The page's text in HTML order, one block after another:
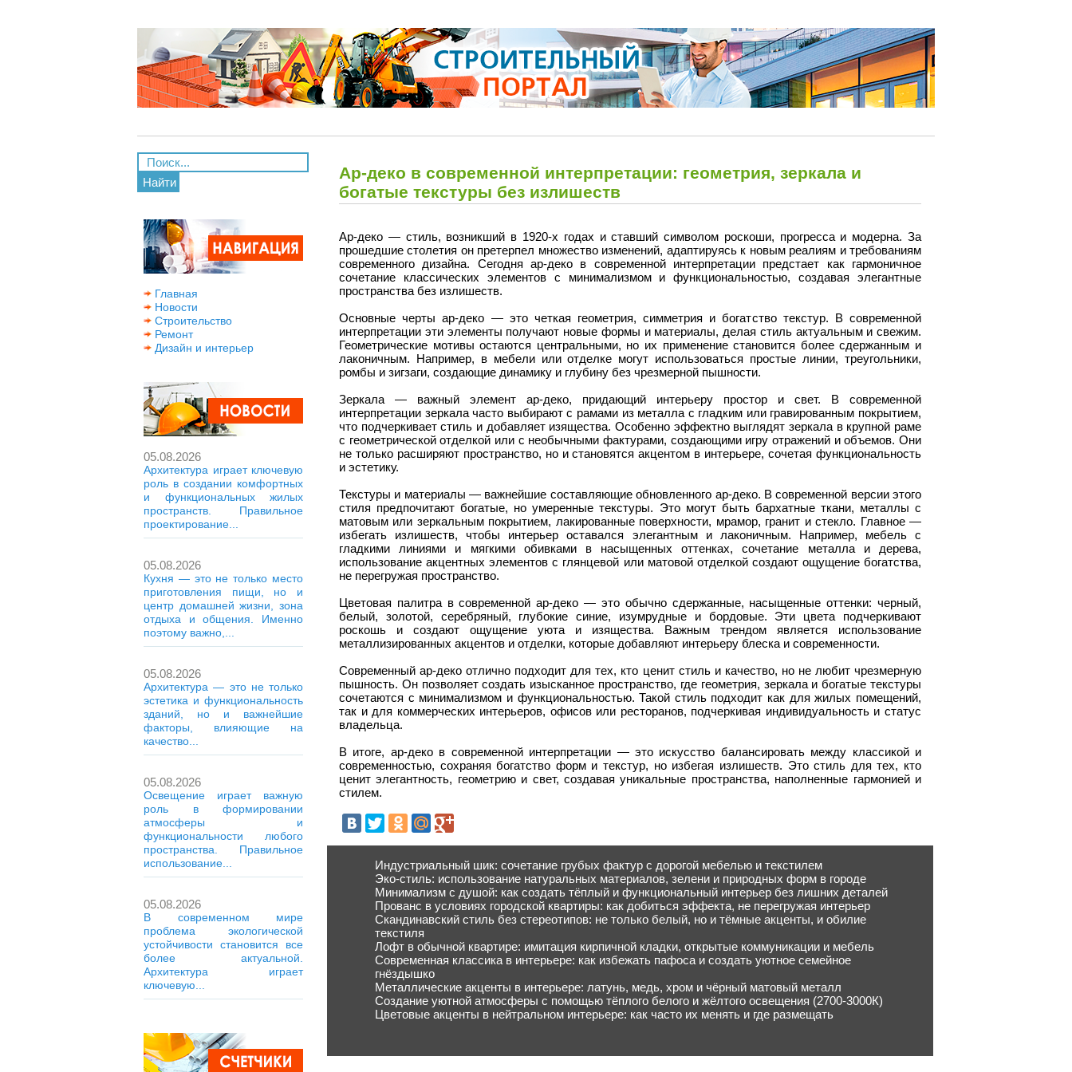
Найти
Главная
Новости
Строительство
Ремонт
Дизайн и интерьер
05.08.2026
Архитектура играет ключевую
роль в создании комфортных
и функциональных жилых
пространств. Правильное
проектирование...
05.08.2026
Кухня — это не только место
приготовления пищи, но и
центр домашней жизни, зона
отдыха и общения. Именно
поэтому важно,...
05.08.2026
Архитектура — это не только
эстетика и функциональность
зданий, но и важнейшие
факторы, влияющие на
качество...
05.08.2026
Освещение играет важную
роль в формировании
атмосферы и
функциональности любого
пространства. Правильное
использование...
05.08.2026
В современном мире
проблема экологической
устойчивости становится все
более актуальной.
Архитектура играет
ключевую...
Ар-деко в современной интерпретации: геометрия, зеркала и
богатые текстуры без излишеств
Ар-деко — стиль, возникший в 1920-х годах и ставший символом роскоши, прогресса и модерна. За
прошедшие столетия он претерпел множество изменений, адаптируясь к новым реалиям и требованиям
современного дизайна. Сегодня ар-деко в современной интерпретации предстает как гармоничное
сочетание классических элементов с минимализмом и функциональностью, создавая элегантные
пространства без излишеств.
Основные черты ар-деко — это четкая геометрия, симметрия и богатство текстур. В современной
интерпретации эти элементы получают новые формы и материалы, делая стиль актуальным и свежим.
Геометрические мотивы остаются центральными, но их применение становится более сдержанным и
лаконичным. Например, в мебели или отделке могут использоваться простые линии, треугольники,
ромбы и зигзаги, создающие динамику и глубину без чрезмерной пышности.
Зеркала — важный элемент ар-деко, придающий интерьеру простор и свет. В современной
интерпретации зеркала часто выбирают с рамами из металла с гладким или гравированным покрытием,
что подчеркивает стиль и добавляет изящества. Особенно эффектно выглядят зеркала в крупной раме
с геометрической отделкой или с необычными фактурами, создающими игру отражений и объемов. Они
не только расширяют пространство, но и становятся акцентом в интерьере, сочетая функциональность
и эстетику.
Текстуры и материалы — важнейшие составляющие обновленного ар-деко. В современной версии этого
стиля предпочитают богатые, но умеренные текстуры. Это могут быть бархатные ткани, металлы с
матовым или зеркальным покрытием, лакированные поверхности, мрамор, гранит и стекло. Главное —
избегать излишеств, чтобы интерьер оставался элегантным и лаконичным. Например, мебель с
гладкими линиями и мягкими обивками в насыщенных оттенках, сочетание металла и дерева,
использование акцентных элементов с глянцевой или матовой отделкой создают ощущение богатства,
не перегружая пространство.
Цветовая палитра в современной ар-деко — это обычно сдержанные, насыщенные оттенки: черный,
белый, золотой, серебряный, глубокие синие, изумрудные и бордовые. Эти цвета подчеркивают
роскошь и создают ощущение уюта и изящества. Важным трендом является использование
металлизированных акцентов и отделки, которые добавляют интерьеру блеска и современности.
Современный ар-деко отлично подходит для тех, кто ценит стиль и качество, но не любит чрезмерную
пышность. Он позволяет создать изысканное пространство, где геометрия, зеркала и богатые текстуры
сочетаются с минимализмом и функциональностью. Такой стиль подходит как для жилых помещений,
так и для коммерческих интерьеров, офисов или ресторанов, подчеркивая индивидуальность и статус
владельца.
В итоге, ар-деко в современной интерпретации — это искусство балансировать между классикой и
современностью, сохраняя богатство форм и текстур, но избегая излишеств. Это стиль для тех, кто
ценит элегантность, геометрию и свет, создавая уникальные пространства, наполненные гармонией и
стилем.
Индустриальный шик: сочетание грубых фактур с дорогой мебелью и текстилем
Эко-стиль: использование натуральных материалов, зелени и природных форм в городе
Минимализм с душой: как создать тёплый и функциональный интерьер без лишних деталей
Прованс в условиях городской квартиры: как добиться эффекта, не перегружая интерьер
Скандинавский стиль без стереотипов: не только белый, но и тёмные акценты, и обилие
текстиля
Лофт в обычной квартире: имитация кирпичной кладки, открытые коммуникации и мебель
Современная классика в интерьере: как избежать пафоса и создать уютное семейное
гнёздышко
Металлические акценты в интерьере: латунь, медь, хром и чёрный матовый металл
Создание уютной атмосферы с помощью тёплого белого и жёлтого освещения (2700-3000К)
Цветовые акценты в нейтральном интерьере: как часто их менять и где размещать